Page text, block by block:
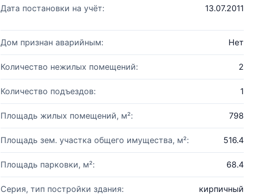
Дата постановки на учёт: 13.07.2011
Дом признан аварийным: Нет
Количество нежилых помещений: 2
Количество подъездов: 1
Площадь жилых помещений, м²: 798
Площадь зем. участка общего имущества, м²: 516.4
Площадь парковки, м²: 68.4
Серия, тип постройки здания: кирпичный